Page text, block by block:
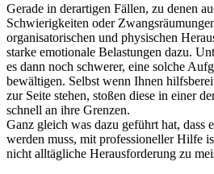
Gerade in derartigen Fällen, zu denen
Schwierigkeiten oder
organisatorischen und physischen
starke emotionale Belastungen dazu.
es dann noch schwerer, eine solche
bewältigen. Selbst wenn Ihnen
zur Seite stehen, stoßen diese in einer
schnell an ihre Grenzen.
Ganz gleich was dazu geführt hat, dass
werden muss, mit professioneller Hilfe
nicht alltägliche Herausforderung zu